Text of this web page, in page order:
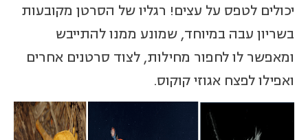
יכולים לטפס על עצים! רגליו של הסרטן מקובעות
בשריון עבה במיוחד, שמונע ממנו להתייבש
ומאפשר לו לחפור מחילות, לצוד סרטנים אחרים
ואפילו לפצח אגוזי קוקוס.